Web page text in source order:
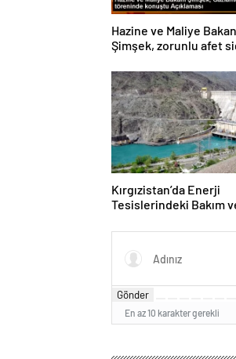
Hazine ve Maliye
Şimşek, zorunlu afet
düşündüklerini
Kırgızistan’da Enerji
Tesislerindeki Bakım
Tüketimine Sınırlama
Gönder
En az 10 karakter gerekli